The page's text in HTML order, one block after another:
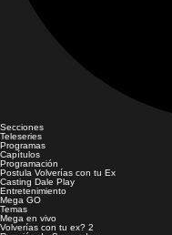
Secciones
Teleseries
Programas
Capítulos
Programación
Postula Volverías con tu Ex
Casting Dale Play
Entretenimiento
Mega GO
Temas
Mega en vivo
Volverías con tu ex? 2